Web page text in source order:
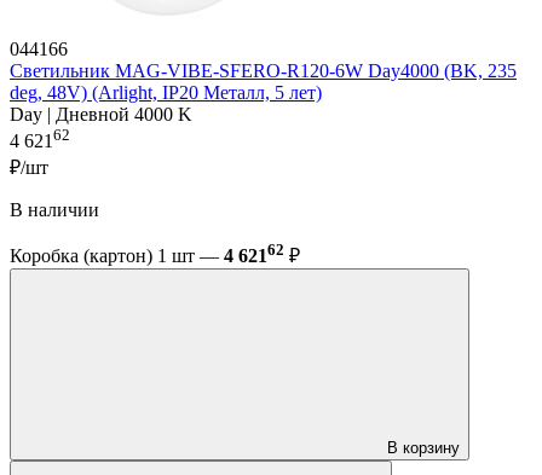
044166
Светильник MAG-VIBE-SFERO-R120-6W Day4000 (BK, 235
deg, 48V) (Arlight, IP20 Металл, 5 лет)
Day | Дневной 4000 K
4 62162
₽/шт
В наличии
Коробка (картон) 1 шт — 4 62162 ₽
В корзину